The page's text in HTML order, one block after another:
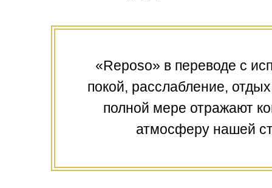
«Reposo» в переводе с
покой, расслабление,
полной мере отражают
атмосферу нашей